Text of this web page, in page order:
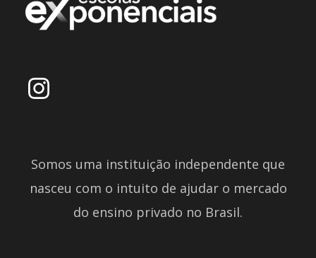
Somos uma instituição independente que
nasceu com o intuito de ajudar o mercado
do ensino privado no Brasil.